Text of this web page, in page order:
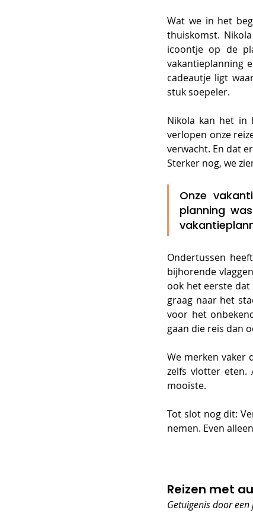
Wat we in het
thuiskomst.
icoontje op de
vakantieplanning
cadeautje ligt
stuk soepeler.
Nikola kan het in
verlopen onze
verwacht. En dat
Sterker nog, we
Onze
planning
Ondertussen
bijhorende
ook het eerste dat
graag naar het
voor het
gaan die reis dan
We merken vaker
zelfs vlotter
mooiste.
Tot slot nog dit:
nemen. Even
Reizen met
Getuigenis door